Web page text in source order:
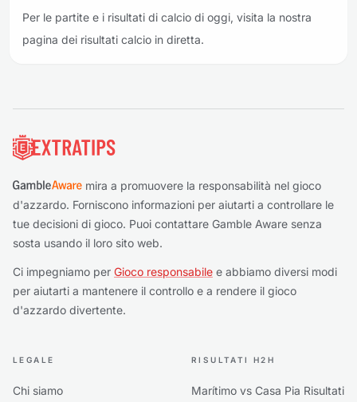
Per le partite e i risultati di calcio di oggi, visita la nostra
pagina dei risultati calcio in diretta.
mira a promuovere la responsabilità nel gioco
d'azzardo. Forniscono informazioni per aiutarti a controllare le
tue decisioni di gioco. Puoi contattare Gamble Aware senza
sosta usando il loro sito web.
Ci impegniamo per Gioco responsabile e abbiamo diversi modi
per aiutarti a mantenere il controllo e a rendere il gioco
d'azzardo divertente.
LEGALE
Chi siamo
RISULTATI H2H
Marítimo vs Casa Pia Risultati